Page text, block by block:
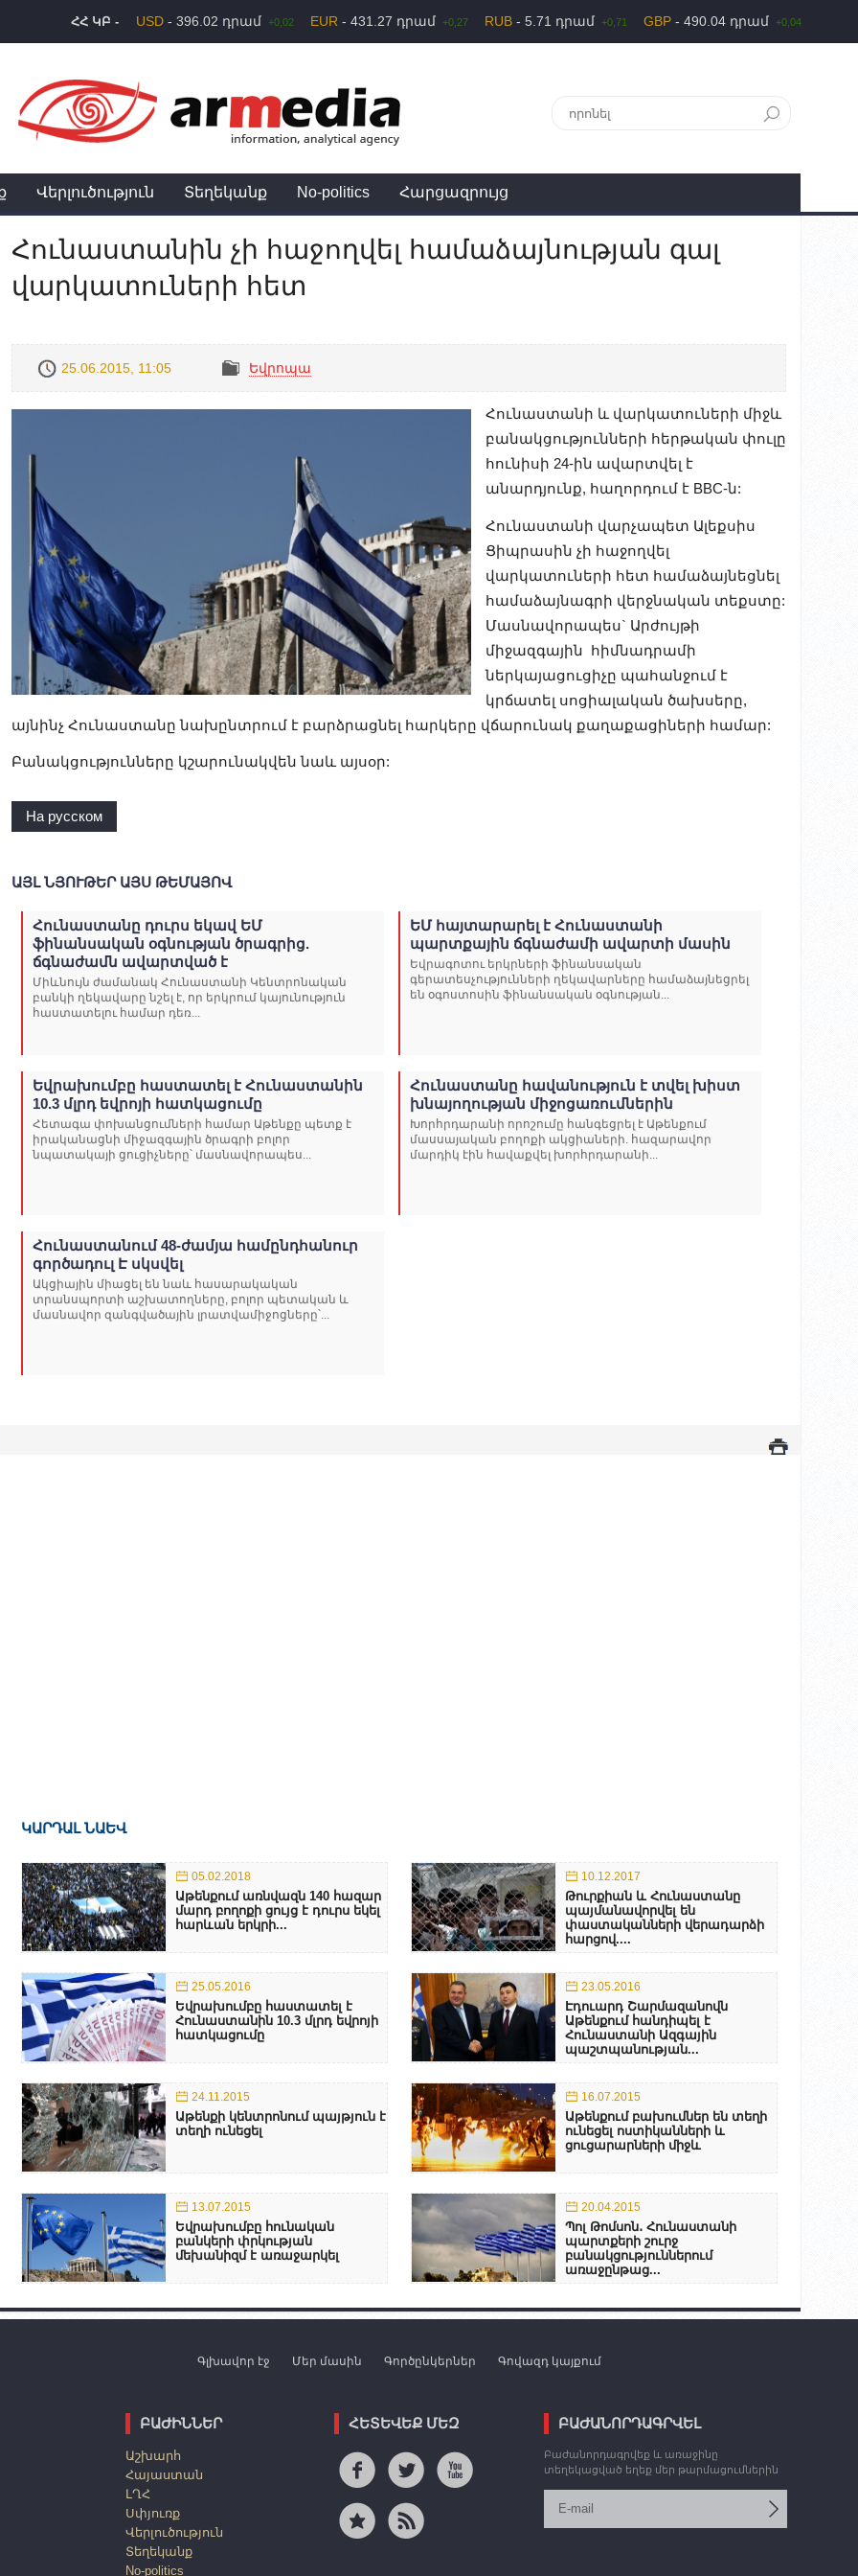
ՀՀ ԿԲ - USD - 396.02 դրամ +0,02 EUR - 431.27 դրամ +0,27 RUB - 5.71 դրամ +0,71 GBP - 490.04 դրամ +0,04
Վերլուծություն Տեղեկանք No-politics Հարցազրույց
Հունաստանին չի հաջողվել համաձայնության գալ
վարկատուների հետ
25.06.2015, 11:05 Եվրոպա
Հունաստանի և վարկատուների միջև
բանակցությունների հերթական փուլը
հունիսի 24-ին ավարտվել է
անարդյունք, հաղորդում է BBC-ն:
Հունաստանի վարչապետ Ալեքսիս
Ցիպրասին չի հաջողվել
վարկատուների հետ համաձայնեցնել
համաձայնագրի վերջնական տեքստը:
Մասնավորապես` Արժույթի
միջազգային հիմնադրամի
ներկայացուցիչը պահանջում է
կրճատել սոցիալական ծախսերը,
այնինչ Հունաստանը նախընտրում է բարձրացնել հարկերը վճարունակ քաղաքացիների համար:
Բանակցությունները կշարունակվեն նաև այսօր:
На русском
ԱՅԼ ՆՅՈՒԹԵՐ ԱՅՍ ԹԵՄԱՅՈՎ
Հունաստանը դուրս եկավ ԵՄ
ֆինանսական օգնության ծրագրից.
ճգնաժամն ավարտված է
Միևնույն ժամանակ Հունաստանի Կենտրոնական
բանկի ղեկավարը նշել է, որ երկրում կայունություն
հաստատելու համար դեռ...
ԵՄ հայտարարել է Հունաստանի
պարտքային ճգնաժամի ավարտի մասին
Եվրագոտու երկրների ֆինանսական
գերատեսչությունների ղեկավարները համաձայնեցրել
են օգոստոսին ֆինանսական օգնության...
Եվրախումբը հաստատել է Հունաստանին
10.3 մլրդ եվրոյի հատկացումը
Հետագա փոխանցումների համար Աթենքը պետք է
իրականացնի միջազգային ծրագրի բոլոր
նպատակայի ցուցիչները՝ մասնավորապես...
Հունաստանը հավանություն է տվել խիստ
խնայողության միջոցառումներին
Խորհրդարանի որոշումը հանգեցրել է Աթենքում
մասսայական բողոքի ակցիաների. հազարավոր
մարդիկ էին հավաքվել խորհրդարանի...
Հունաստանում 48-ժամյա համընդհանուր
գործադուլ Է սկսվել
Ակցիային միացել են նաև հասարակական
տրանսպորտի աշխատողները, բոլոր պետական և
մասնավոր զանգվածային լրատվամիջոցները՝...
ԿԱՐԴԱԼ ՆԱԵՎ
05.02.2018
Աթենքում առնվազն 140 հազար
մարդ բողոքի ցույց է դուրս եկել
հարևան երկրի...
10.12.2017
Թուրքիան և Հունաստանը
պայմանավորվել են
փաստականների վերադարձի
հարցով....
25.05.2016
Եվրախումբը հաստատել է
Հունաստանին 10.3 մլրդ եվրոյի
հատկացումը
23.05.2016
Էդուարդ Շարմազանովն
Աթենքում հանդիպել է
Հունաստանի Ազգային
պաշտպանության...
24.11.2015
Աթենքի կենտրոնում պայթյուն է
տեղի ունեցել
16.07.2015
Աթենքում բախումներ են տեղի
ունեցել ոստիկանների և
ցուցարարների միջև
13.07.2015
Եվրախումբը հունական
բանկերի փրկության
մեխանիզմ է առաջարկել
20.04.2015
Պոլ Թոմսոն․ Հունաստանի
պարտքերի շուրջ
բանակցություններում
առաջընթաց...
Գլխավոր էջ Մեր մասին Գործընկերներ Գովազդ կայքում
ԲԱԺԻՆՆԵՐ
Աշխարհ
Հայաստան
ԼՂՀ
Սփյուռք
Վերլուծություն
Տեղեկանք
No-politics
ՀԵՏԵՎԵՔ ՄԵԶ ԲԱԺԱՆՈՐԴԱԳՐՎԵԼ
Բաժանորդագրվեք և առաջինը
տեղեկացված եղեք մեր թարմացումներին